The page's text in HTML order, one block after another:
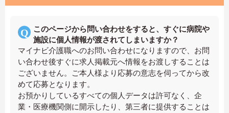
このページから問い合わせをすると、すぐに病院や
施設に個人情報が渡されてしまいますか？
マイナビ介護職へのお問い合わせになりますので、お問
い合わせ後すぐに求人掲載元へ情報をお渡しすることは
ございません。ご本人様より応募の意志を伺ってから改
めて応募となります。
お預かりしているすべての個人データは許可なく、企
業・医療機関側に開示したり、第三者に提供することは